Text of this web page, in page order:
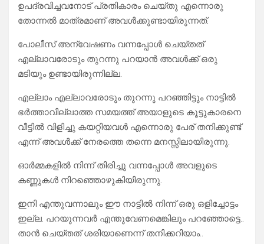
ഉപദ്രവിച്ചവനോട് പ്രതികാരം ചെയ്തു എന്നൊരു
തോന്നൽ മാത്രമാണ് അവൾക്കുണ്ടായിരുന്നത്.
പോലീസ് അന്വേഷണം വന്നപ്പോൾ ചെയ്തത്
എല്ലാവരോടും തുറന്നു പറയാൻ അവൾക്ക് ഒരു
മടിയും ഉണ്ടായിരുന്നില്ല.
എല്ലാം എല്ലാവരോടും തുറന്നു പറഞ്ഞിട്ടും നാട്ടിൽ
ഭർത്താവില്ലാത്ത സമയത്ത് അയാളുടെ കൂട്ടുകാരനെ
വീട്ടിൽ വിളിച്ചു കയറ്റിയവൾ എന്നൊരു പേര് തനിക്കുണ്ട്
എന്ന് അവൾക്ക് നേരത്തെ തന്നെ മനസ്സിലായിരുന്നു.
ഓർമ്മകളിൽ നിന്ന് തിരിച്ചു വന്നപ്പോൾ അവളുടെ
കണ്ണുകൾ നിറഞ്ഞൊഴുകിയിരുന്നു.
ഇനി എന്തുവന്നാലും ഈ നാട്ടിൽ നിന്ന് ഒരു ഒളിച്ചോട്ടം
ഇല്ല. പറയുന്നവർ എന്തുവേണമെങ്കിലും പറഞ്ഞോട്ടെ..
താൻ ചെയ്തത് ശരിയാണെന്ന് തനിക്കറിയാം..